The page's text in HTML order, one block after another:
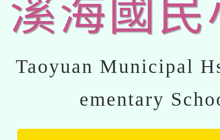
溪海國民
Taoyuan Municipal
ementary